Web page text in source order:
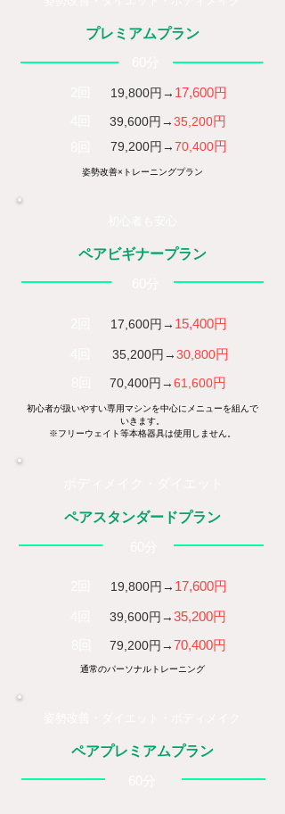
プレミアムプラン
19,800円→ 17,600円​
​39,600円→35,200円
​79,200円→70,400円
姿勢改善×トレーニングプラン
ペアビギナープラン
17,600円→ 15,400円​
​35 ,200円→30,800円
​70,400円→61,600円
​初心者が扱いやすい専用マシンを中心にメニューを組んで
いきます。
※フリーウェイト等本格器具は使用しません。
ペアスタンダードプラン
19,800円→ 17,600円​
​39,600円→35,200円
​79,200円→70,400円
通常のパーソナルトレーニング
ペアプレミアムプラン